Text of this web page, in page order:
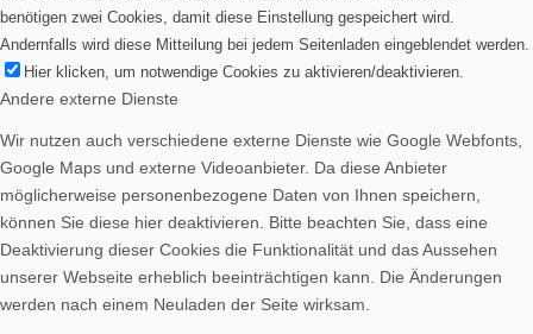
Menü
benötigen zwei Cookies, damit diese Einstellung gespeichert wird.
Andernfalls wird diese Mitteilung bei jedem Seitenladen eingeblendet werden.
Hier klicken, um notwendige Cookies zu aktivieren/deaktivieren.
Andere externe Dienste
Wir nutzen auch verschiedene externe Dienste wie Google Webfonts,
Google Maps und externe Videoanbieter. Da diese Anbieter
möglicherweise personenbezogene Daten von Ihnen speichern,
können Sie diese hier deaktivieren. Bitte beachten Sie, dass eine
Deaktivierung dieser Cookies die Funktionalität und das Aussehen
unserer Webseite erheblich beeinträchtigen kann. Die Änderungen
werden nach einem Neuladen der Seite wirksam.